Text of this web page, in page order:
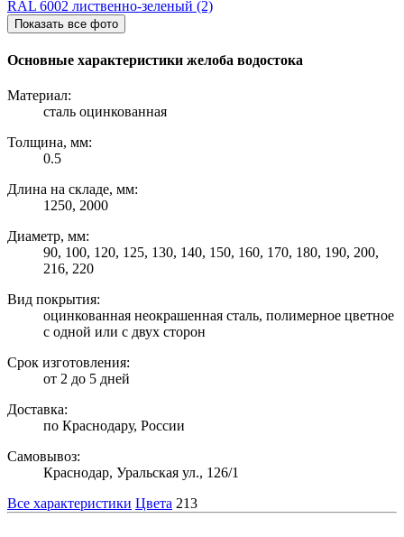
Показать все фото
Основные характеристики желоба водостока
Материал:
сталь оцинкованная
Толщина, мм:
0.5
Длина на складе, мм:
1250, 2000
Диаметр, мм:
90, 100, 120, 125, 130, 140, 150, 160, 170, 180, 190, 200,
216, 220
Вид покрытия:
оцинкованная неокрашенная сталь, полимерное цветное
с одной или с двух сторон
Срок изготовления:
от 2 до 5 дней
Доставка:
по Краснодару, России
Самовывоз:
Краснодар, Уральская ул., 126/1
Все характеристики Цвета 213